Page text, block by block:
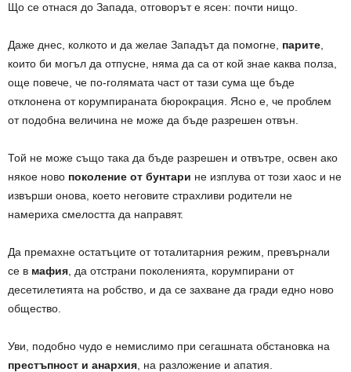
Що се отнася до Запада, отговорът е ясен: почти нищо.
Даже днес, колкото и да желае Западът да помогне, парите
които би могъл да отпусне, няма да са от кой знае каква полза,
още повече, че по-голямата част от тази сума ще бъде
отклонена от корумпираната бюрокрация. Ясно е, че проблем
от подобна величина не може да бъде разрешен отвън.
Той не може също така да бъде разрешен и отвътре, освен ако
някое ново поколение от бунтари не изплува от този хаос и не
извърши онова, което неговите страхливи родители не
намериха смелостта да направят.
Да премахне остатъците от тоталитарния режим, превърнали
се в мафия , да отстрани поколенията, корумпирани от
десетилетията на робство, и да се захване да гради едно ново
общество.
Уви, подобно чудо е немислимо при сегашната обстановка на
престъпност и анархия , на разложение и апатия.